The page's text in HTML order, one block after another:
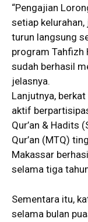
“Pengajian
setiap
turun langsung
program Tahfizh
sudah berhasil
jelasnya.
Lanjutnya,
aktif
Qur’an & Hadits
Qur’an (MTQ)
Makassar
selama tiga
Sementara itu,
selama bulan